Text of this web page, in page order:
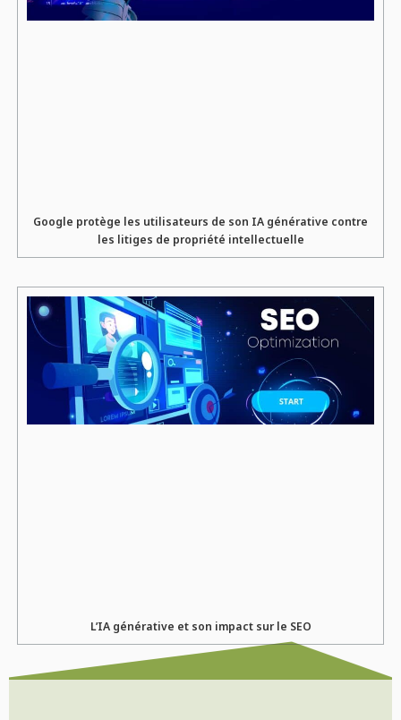
Google protège les utilisateurs de son IA générative contre
les litiges de propriété intellectuelle
L’IA générative et son impact sur le SEO